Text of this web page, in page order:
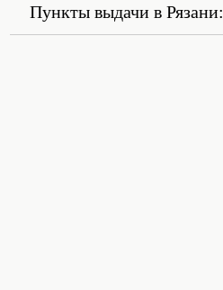
Пункты выдачи в Рязани: